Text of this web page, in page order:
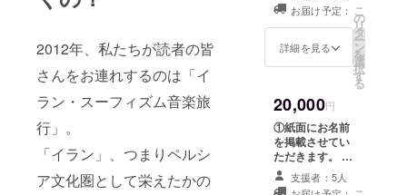
2012年、私たちが読者の皆
さんをお連れするのは「イ
ラン・スーフィズム音楽旅
行」。
「イラン」、つまりペルシ
ア文化圏として栄えたかの
大”を伝えな
がら生きた
い」と何と
なく決意す
帰国後、ITベ
ンチャーや
NGOを渡り
歩いていた
ため、達成後に
返事いただけま
すようお願い申
様ご自身と音楽
好きのお友達用
に、合計2冊お送
で取材・発行し
たOar第3号（チ
ベット特集）を1
冊プレゼントい
たします。 ④本
号初の企画「一
本釣り：読者参
お届け予定：
詳細を見る
こ
の
リ
タ
ー
ン
を
選
択
す
る
20,000円
①紙面にお名前
を掲載させてい
ただきます。 ②
出来上がった雑
誌を、パトロン
支援者：5人